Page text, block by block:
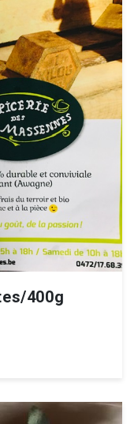
400g